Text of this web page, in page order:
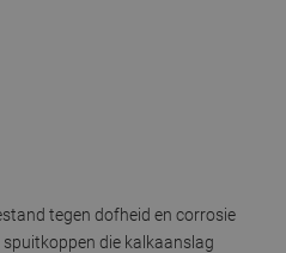
tegen dofheid en corrosie
die kalkaanslag